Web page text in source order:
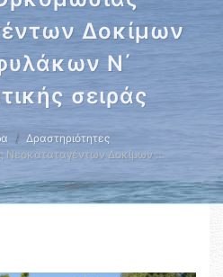
Δοκίμων
Ν΄
σειράς
Δραστηριότητες
Νεοκαταταγέντων Δοκίμων …